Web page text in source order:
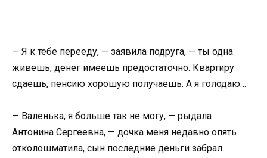
— Я к тебе перееду, — заявила подруга, — ты одна
живешь, денег имеешь предостаточно. Квартиру
сдаешь, пенсию хорошую получаешь. А я голодаю…
— Валенька, я больше так не могу, — рыдала
Антонина Сергеевна, — дочка меня недавно опять
отколошматила, сын последние деньги забрал.